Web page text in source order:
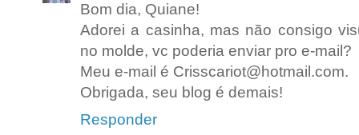
Bom dia, Quiane!
Adorei a casinha, mas não consigo
no molde, vc poderia enviar pro e-mail?
Meu e-mail é Crisscariot@hotmail.com.
Obrigada, seu blog é demais!
Responder